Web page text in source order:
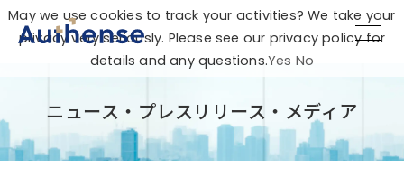
ニュース・プレスリリース・メディア
May we use cookies to track your activities? We take your
privacy very seriously. Please see our privacy policy for
details and any questions.Yes No